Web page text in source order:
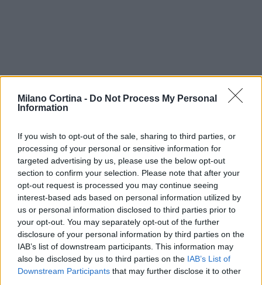
Milano Cortina - Do Not Process My Personal
Information
If you wish to opt-out of the sale, sharing to third parties, or
processing of your personal or sensitive information for
targeted advertising by us, please use the below opt-out
section to confirm your selection. Please note that after your
opt-out request is processed you may continue seeing
interest-based ads based on personal information utilized by
us or personal information disclosed to third parties prior to
your opt-out. You may separately opt-out of the further
disclosure of your personal information by third parties on the
IAB’s list of downstream participants. This information may
also be disclosed by us to third parties on the IAB’s List of
Downstream Participants that may further disclose it to other
Continua a leggere